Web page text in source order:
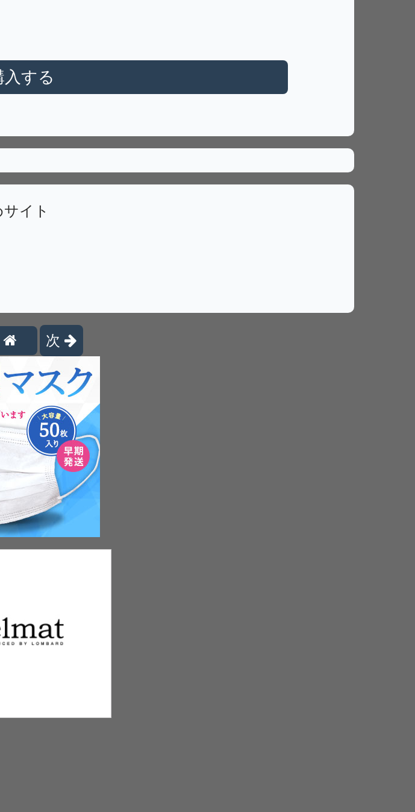
入する
イト
次